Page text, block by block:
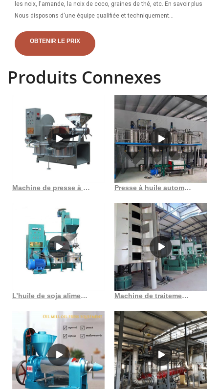
les noix, l'amande, la noix de coco, graines de thé, etc. En savoir plus
Nous disposons d'une équipe qualifiée et techniquement
d'évaluation des projets.
OBTENIR LE PRIX
Produits Connexes
Machine de presse à huile de colza de prix d’expulseur d’huile de presse à vis approuvée par ce Presse à huile automatique, presse à huile intégrée, vis de machine
L’huile de soja alimente désormais une machine à huile de soja en Côte d’Ivoire Machine de traitement d’huile de germe de maïs en gros au Bénin